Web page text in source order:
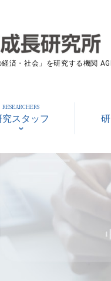
済・社会」を研究する機関 AGI
RESEARCHERS
究スタッフ